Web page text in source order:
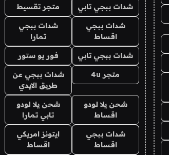
شدات ببجي تابي متجر تقسيط
شدات ببجي
اقساط
شدات ببجي
تمارا
شدات ببجي تابي فور يو ستور
متجر 4u
شدات ببجي عن
طريق الايدي
شحن يلا لودو
اقساط
شحن يلا لودو
تابي تمارا
شدات ببجي
اقساط
ايتونز امريكي
اقساط